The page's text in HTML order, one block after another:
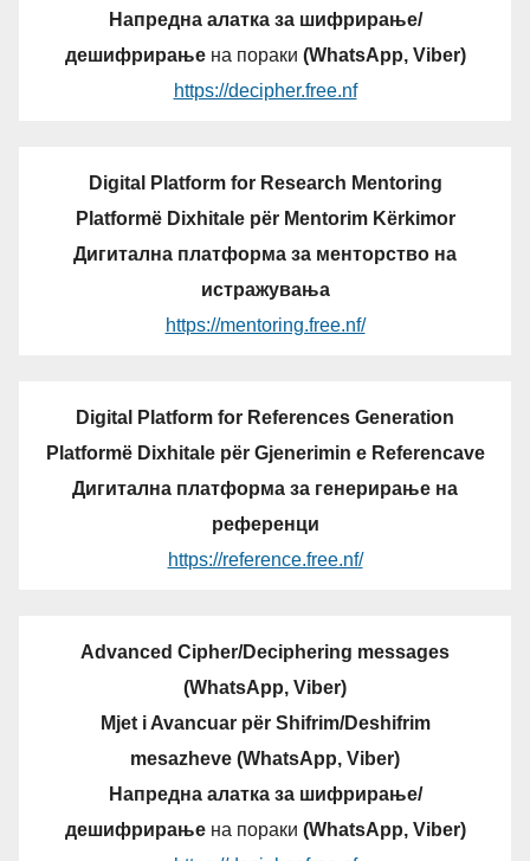
Напредна алатка за шифрирање/
дешифрирањена пораки (WhatsApp, Viber)
https://decipher.free.nf
Digital Platform for Research Mentoring
Platformë Dixhitale për Mentorim Kërkimor
Дигитална платформа за менторство на
истражувања
https://mentoring.free.nf/
Digital Platform for References Generation
Platformë Dixhitale për Gjenerimin e Referencave
Дигитална платформа за генерирање на
референци
https://reference.free.nf/
Advanced Cipher/Deciphering messages
(WhatsApp, Viber)
Mjet i Avancuar për Shifrim/Deshifrim
mesazheve (WhatsApp, Viber)
Напредна алатка за шифрирање/
дешифрирањена пораки (WhatsApp, Viber)